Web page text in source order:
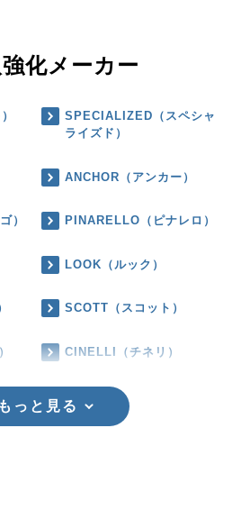
化メーカー
SPECIALIZED（スペシャ
ライズド）
ANCHOR（アンカー）
） PINARELLO（ピナレロ）
LOOK（ルック）
SCOTT（スコット）
CINELLI（チネリ）
もっと見る